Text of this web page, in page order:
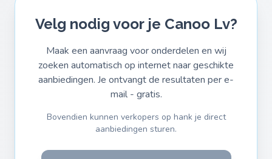
Velg nodig voor je Canoo Lv?
Maak een aanvraag voor onderdelen en wij
zoeken automatisch op internet naar geschikte
aanbiedingen. Je ontvangt de resultaten per e-
mail - gratis.
Bovendien kunnen verkopers op hank je direct
aanbiedingen sturen.